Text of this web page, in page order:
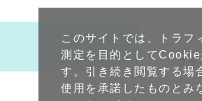
プラ
このサイトでは、トラフ
測定を目的としてCookie
す。引き続き閲覧する場
使用を承諾したものとみ